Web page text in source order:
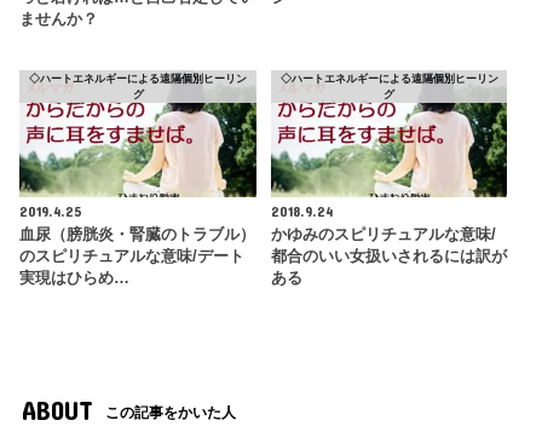
ませんか？
◇ハートエネルギーによる遠隔個別ヒーリン
グ
2019.4.25
血尿（膀胱炎・腎臓のトラブル）
のスピリチュアルな意味/デート
実現はひらめ…
◇ハートエネルギーによる遠隔個別ヒーリン
グ
2018.9.24
かゆみのスピリチュアルな意味/
都合のいい女扱いされるには訳が
ある
ABOUT この記事をかいた人